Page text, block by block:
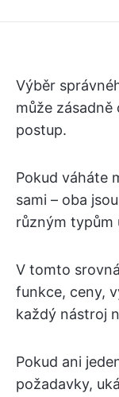
Výběr
může
postup.
Pokud váháte
sami – oba
různým typům
V tomto
funkce, ceny,
každý nástroj
Pokud ani
požadavky,